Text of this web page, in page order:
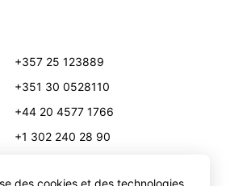
+357 25 123889
+351 30 0528110
+44 20 4577 1766
+1 302 240 28 90
des cookies et des technologies